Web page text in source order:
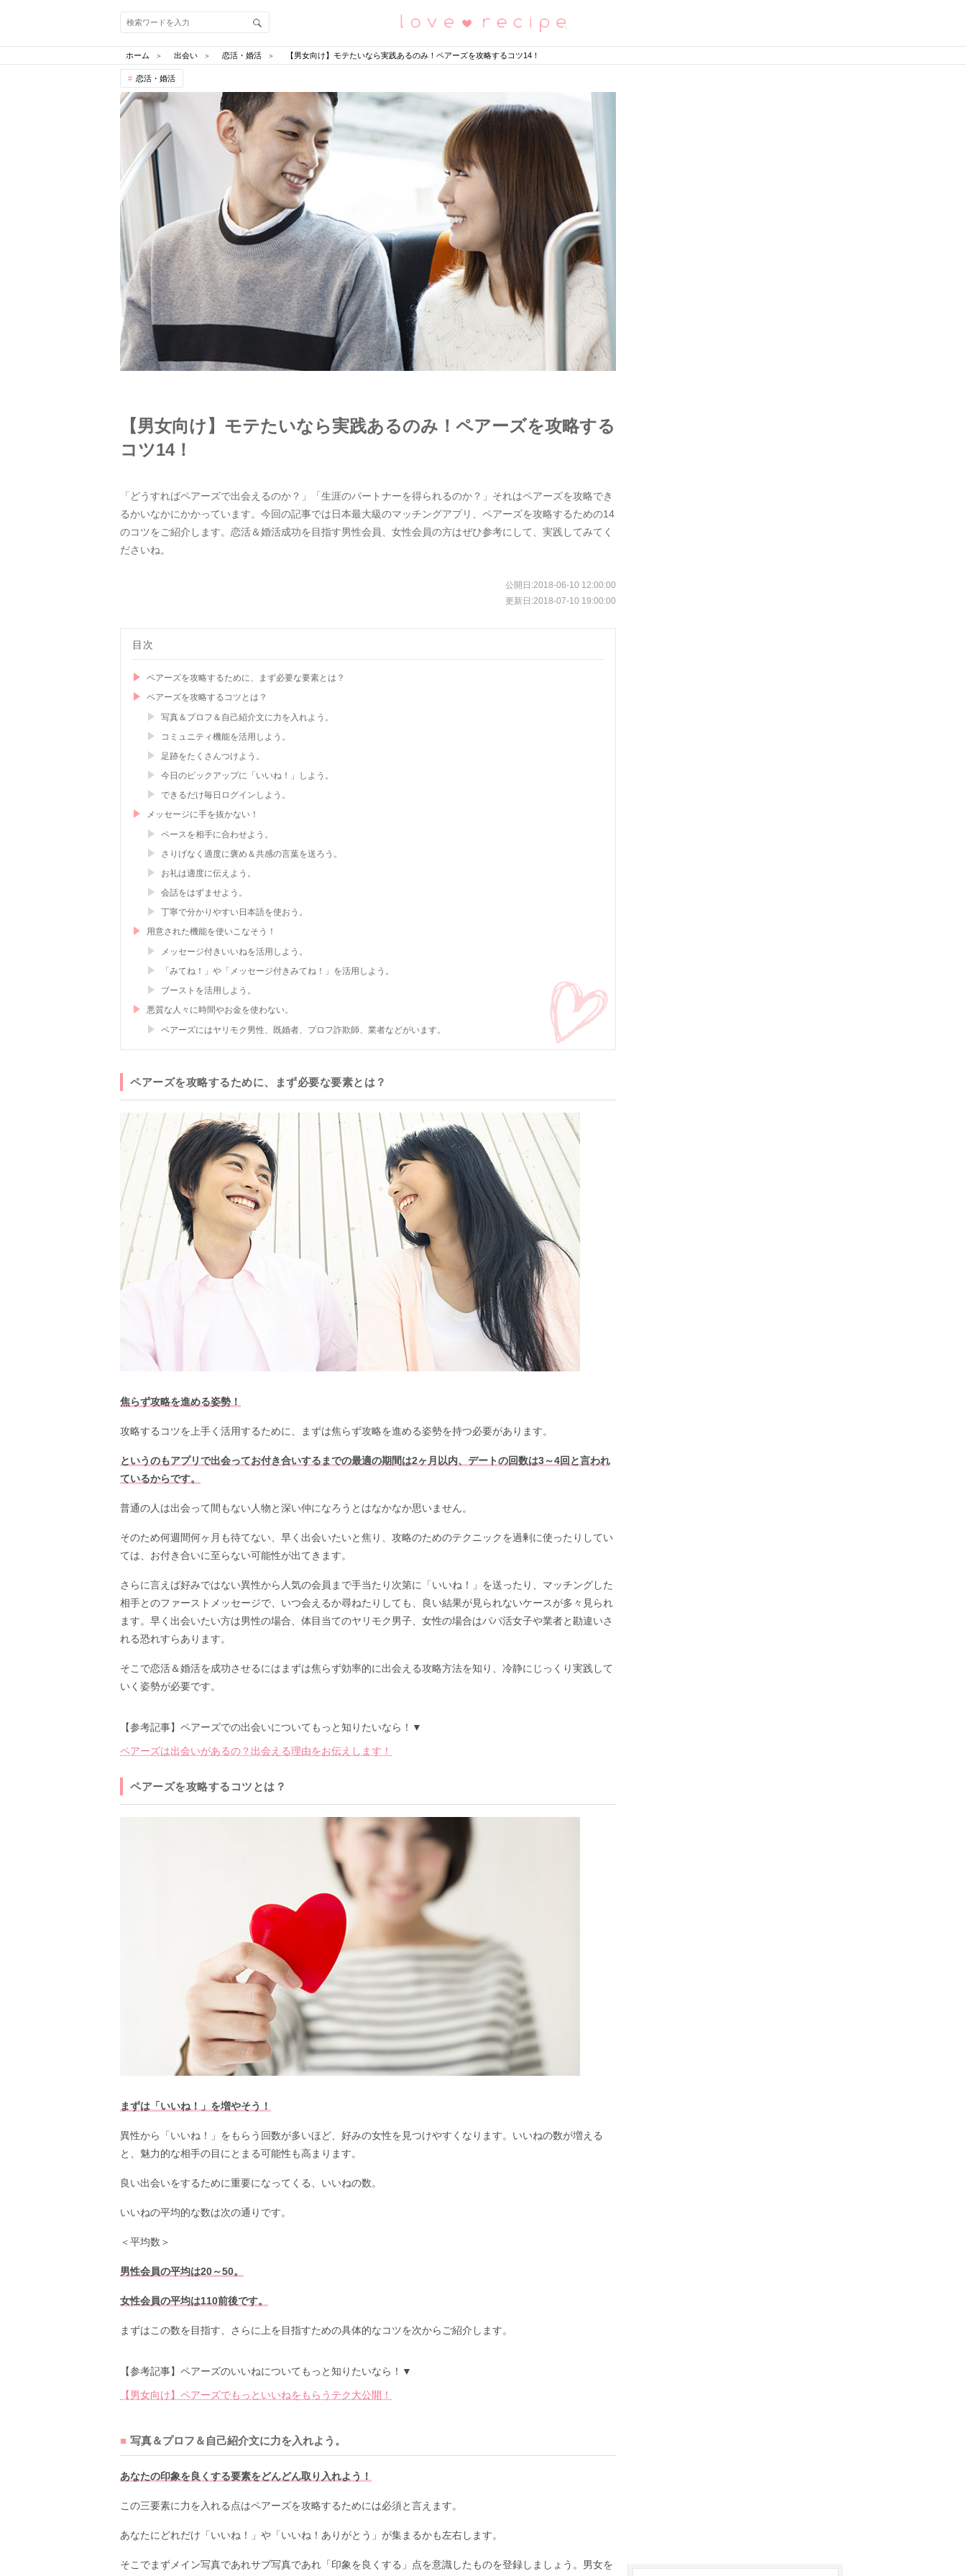
恋愛レシピ
ホーム 出会い 恋活・婚活 【男女向け】モテたいなら実践あるのみ！ペアーズを攻略するコツ14！
恋活・婚活
【男女向け】モテたいなら実践あるのみ！ペアーズを攻略する
コツ14！
「どうすればペアーズで出会えるのか？」「生涯のパートナーを得られるのか？」それはペアーズを攻略でき
るかいなかにかかっています。今回の記事では日本最大級のマッチングアプリ、ペアーズを攻略するための14
のコツをご紹介します。恋活＆婚活成功を目指す男性会員、女性会員の方はぜひ参考にして、実践してみてく
ださいね。
公開日:2018-06-10 12:00:00
更新日:2018-07-10 19:00:00
目次
ペアーズを攻略するために、まず必要な要素とは？
ペアーズを攻略するコツとは？
写真＆プロフ＆自己紹介文に力を入れよう。
コミュニティ機能を活用しよう。
足跡をたくさんつけよう。
今日のピックアップに「いいね！」しよう。
できるだけ毎日ログインしよう。
メッセージに手を抜かない！
ペースを相手に合わせよう。
さりげなく適度に褒め＆共感の言葉を送ろう。
お礼は適度に伝えよう。
会話をはずませよう。
丁寧で分かりやすい日本語を使おう。
用意された機能を使いこなそう！
メッセージ付きいいねを活用しよう。
「みてね！」や「メッセージ付きみてね！」を活用しよう。
ブーストを活用しよう。
悪質な人々に時間やお金を使わない。
ペアーズにはヤリモク男性、既婚者、プロフ詐欺師、業者などがいます。
ペアーズを攻略するために、まず必要な要素とは？
焦らず攻略を進める姿勢！
攻略するコツを上手く活用するために、まずは焦らず攻略を進める姿勢を持つ必要があります。
というのもアプリで出会ってお付き合いするまでの最適の期間は2ヶ月以内、デートの回数は3～4回と言われ
ているからです。
普通の人は出会って間もない人物と深い仲になろうとはなかなか思いません。
そのため何週間何ヶ月も待てない、早く出会いたいと焦り、攻略のためのテクニックを過剰に使ったりしてい
ては、お付き合いに至らない可能性が出てきます。
さらに言えば好みではない異性から人気の会員まで手当たり次第に「いいね！」を送ったり、マッチングした
相手とのファーストメッセージで、いつ会えるか尋ねたりしても、良い結果が見られないケースが多々見られ
ます。早く出会いたい方は男性の場合、体目当てのヤリモク男子、女性の場合はパパ活女子や業者と勘違いさ
れる恐れすらあります。
そこで恋活＆婚活を成功させるにはまずは焦らず効率的に出会える攻略方法を知り、冷静にじっくり実践して
いく姿勢が必要です。
【参考記事】ペアーズでの出会いについてもっと知りたいなら！▼
ペアーズは出会いがあるの？出会える理由をお伝えします！
ペアーズを攻略するコツとは？
まずは「いいね！」を増やそう！
異性から「いいね！」をもらう回数が多いほど、好みの女性を見つけやすくなります。いいねの数が増える
と、魅力的な相手の目にとまる可能性も高まります。
良い出会いをするために重要になってくる、いいねの数。
いいねの平均的な数は次の通りです。
＜平均数＞
男性会員の平均は20～50。
女性会員の平均は110前後です。
まずはこの数を目指す、さらに上を目指すための具体的なコツを次からご紹介します。
【参考記事】ペアーズのいいねについてもっと知りたいなら！▼
【男女向け】ペアーズでもっといいねをもらうテク大公開！
写真＆プロフ＆自己紹介文に力を入れよう。
あなたの印象を良くする要素をどんどん取り入れよう！
この三要素に力を入れる点はペアーズを攻略するためには必須と言えます。
あなたにどれだけ「いいね！」や「いいね！ありがとう」が集まるかも左右します。
そこでまずメイン写真であれサブ写真であれ「印象を良くする」点を意識したものを登録しましょう。男女を